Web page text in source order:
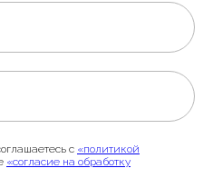
с «политикой
«согласие на обработку